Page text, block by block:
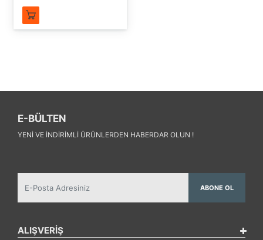
E-BÜLTEN
YENI VE INDIRIMLI ÜRÜNLERDEN HABERDAR OLUN !
ABONE OL
ALIŞVERİŞ